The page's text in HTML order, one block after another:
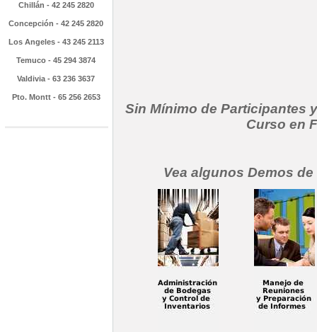
Chillán - 42 245 2820
Concepción - 42 245 2820
Los Angeles - 43 245 2113
Temuco - 45 294 3874
Valdivia - 63 236 3637
Pto. Montt - 65 256 2653
Sin Mínimo de Participantes
Curso en
Vea algunos Demos